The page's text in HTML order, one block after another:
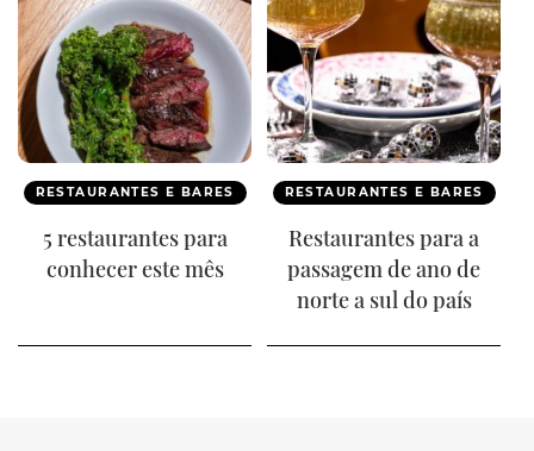
RESTAURANTES E BARES
5 restaurantes para
conhecer este mês
RESTAURANTES E BARES
Restaurantes para a
passagem de ano de
norte a sul do país